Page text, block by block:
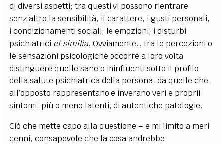
di diversi aspetti; tra questi vi possono rientrare
senz’altro la sensibilità, il carattere, i gusti personali,
i condizionamenti sociali, le emozioni, i disturbi
psichiatrici et similia. Ovviamente… tra le percezioni o
le sensazioni psicologiche occorre a loro volta
distinguere quelle sane o ininfluenti sotto il profilo
della salute psichiatrica della persona, da quelle che
all’opposto rappresentano e inverano veri e proprii
sintomi, più o meno latenti, di autentiche patologie.
Ciò che mette capo alla questione – e mi limito a meri
cenni, consapevole che la cosa andrebbe